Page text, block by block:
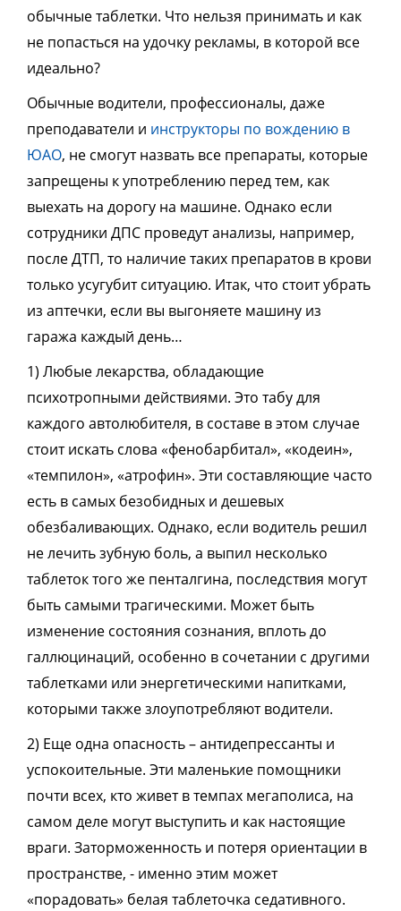
обычные таблетки. Что нельзя принимать и как
не попасться на удочку рекламы, в которой все
идеально?
Обычные водители, профессионалы, даже
преподаватели и инструкторы по вождению в
ЮАО, не смогут назвать все препараты, которые
запрещены к употреблению перед тем, как
выехать на дорогу на машине. Однако если
сотрудники ДПС проведут анализы, например,
после ДТП, то наличие таких препаратов в крови
только усугубит ситуацию. Итак, что стоит убрать
из аптечки, если вы выгоняете машину из
гаража каждый день…
1) Любые лекарства, обладающие
психотропными действиями. Это табу для
каждого автолюбителя, в составе в этом случае
стоит искать слова «фенобарбитал», «кодеин»,
«темпилон», «атрофин». Эти составляющие часто
есть в самых безобидных и дешевых
обезбаливающих. Однако, если водитель решил
не лечить зубную боль, а выпил несколько
таблеток того же пенталгина, последствия могут
быть самыми трагическими. Может быть
изменение состояния сознания, вплоть до
галлюцинаций, особенно в сочетании с другими
таблетками или энергетическими напитками,
которыми также злоупотребляют водители.
2) Еще одна опасность – антидепрессанты и
успокоительные. Эти маленькие помощники
почти всех, кто живет в темпах мегаполиса, на
самом деле могут выступить и как настоящие
враги. Заторможенность и потеря ориентации в
пространстве, - именно этим может
«порадовать» белая таблеточка седативного.